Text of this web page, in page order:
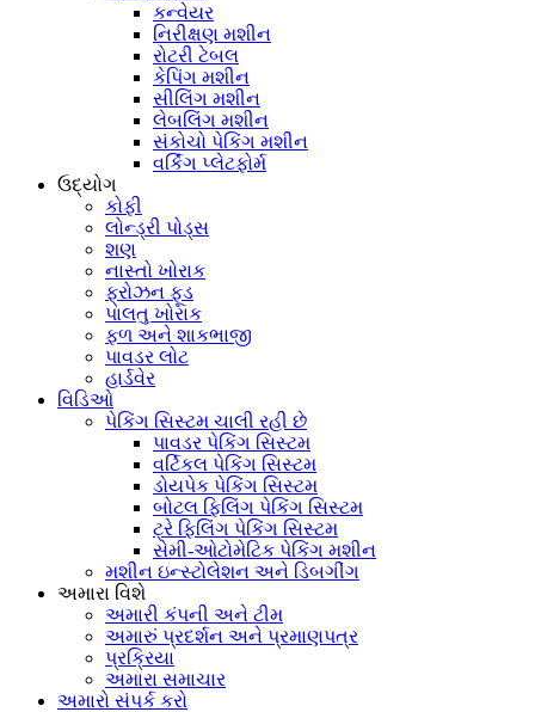
કન્વેયર
નિરીક્ષણ મશીન
રોટરી ટેબલ
કેપિંગ મશીન
સીલિંગ મશીન
લેબલિંગ મશીન
સંકોચો પેકિંગ મશીન
વર્કિંગ પ્લેટફોર્મ
ઉદ્યોગ
કોફી
લોન્ડ્રી પોડ્સ
શણ
નાસ્તો ખોરાક
ફ્રોઝન ફૂડ
પાલતુ ખોરાક
ફળ અને શાકભાજી
પાવડર લોટ
હાર્ડવેર
વિડિઓ
પેકિંગ સિસ્ટમ ચાલી રહી છે
પાવડર પેકિંગ સિસ્ટમ
વર્ટિકલ પેકિંગ સિસ્ટમ
ડોયપેક પેકિંગ સિસ્ટમ
બોટલ ફિલિંગ પેકિંગ સિસ્ટમ
ટ્રે ફિલિંગ પેકિંગ સિસ્ટમ
સેમી-ઓટોમેટિક પેકિંગ મશીન
મશીન ઇન્સ્ટોલેશન અને ડિબગીંગ
અમારા વિશે
અમારી કંપની અને ટીમ
અમારું પ્રદર્શન અને પ્રમાણપત્ર
પ્રક્રિયા
અમારા સમાચાર
અમારો સંપર્ક કરો